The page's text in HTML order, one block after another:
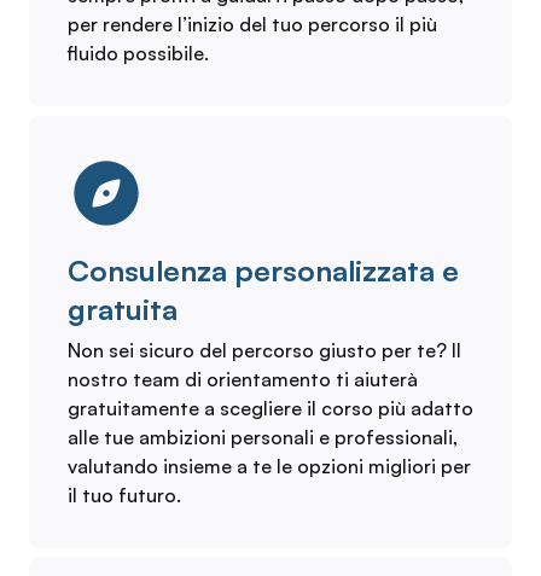
per rendere l’inizio del tuo percorso il più
fluido possibile.
Consulenza personalizzata e
gratuita
Non sei sicuro del percorso giusto per te? Il
nostro team di orientamento ti aiuterà
gratuitamente a scegliere il corso più adatto
alle tue ambizioni personali e professionali,
valutando insieme a te le opzioni migliori per
il tuo futuro.